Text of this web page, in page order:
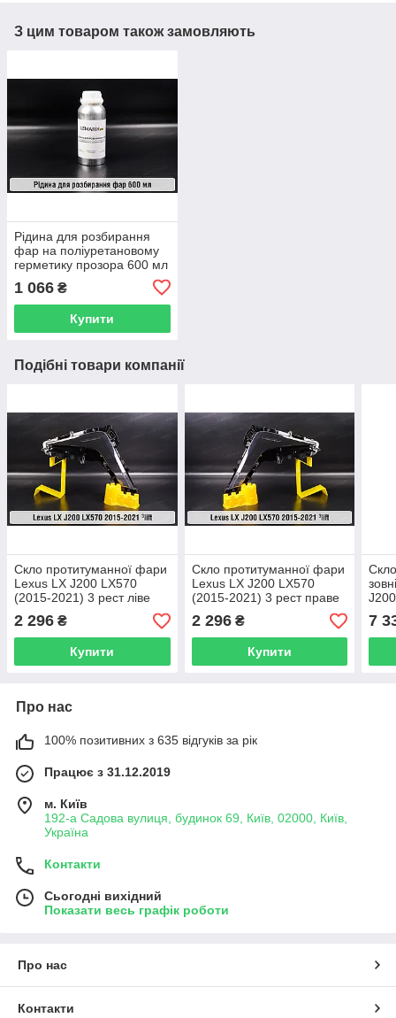
З цим товаром також замовляють
Рідина для розбирання
фар на поліуретановому
герметику прозора 600 мл
1 066 ₴
Купити
Подібні товари компанії
Скло протитуманної фари
Lexus LX J200 LX570
(2015-2021) 3 рест ліве
2 296 ₴
Купити
Скло протитуманної фари
Lexus LX J200 LX570
(2015-2021) 3 рест праве
2 296₴
Купити
7
Про нас
100% позитивних з 635 відгуків за рік
Працює з 31.12.2019
м. Київ
192-а Садова вулиця, будинок 69, Київ, 02000, Київ,
Україна
Контакти
Сьогодні вихідний
Показати весь графік роботи
Про нас
Контакти